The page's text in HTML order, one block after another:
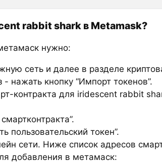
rabbit shark в Metamask?
нужно:
сеть и далее в разделе
нажать кнопку “Импорт токенов”.
контракта для iridescent rabbit
пользовательский токен”.
сети. Ниже список адресов
добавления в метамаск: